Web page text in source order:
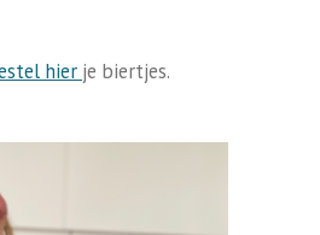
hier je biertjes.